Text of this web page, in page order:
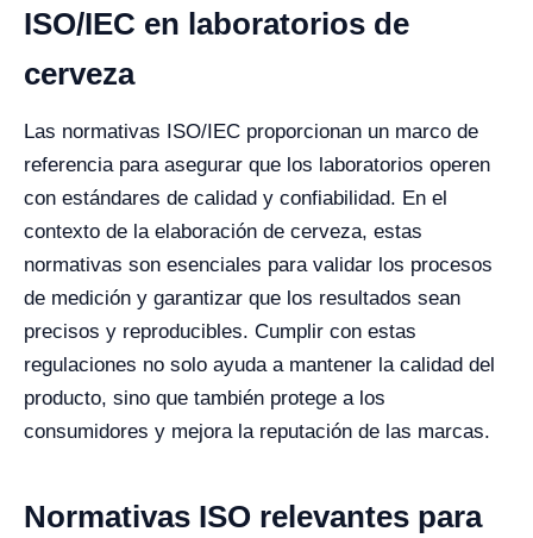
ISO/IEC en laboratorios de
cerveza
Las normativas ISO/IEC proporcionan un marco de
referencia para asegurar que los laboratorios operen
con estándares de calidad y confiabilidad. En el
contexto de la elaboración de cerveza, estas
normativas son esenciales para validar los procesos
de medición y garantizar que los resultados sean
precisos y reproducibles. Cumplir con estas
regulaciones no solo ayuda a mantener la calidad del
producto, sino que también protege a los
consumidores y mejora la reputación de las marcas.
Normativas ISO relevantes para